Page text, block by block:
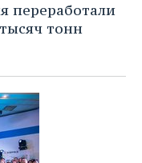
переработали
тонн